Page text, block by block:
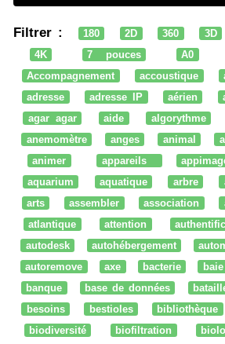
Filtrer : 180 2D 360 3D
4K
7 pouces A0
Accompagnement
accoustique
adresse
adresse IP aérien
agar agar
aide algorythme
anemomètre
anges animal
animer
appareils
aquarium
aquatique arbre
arts
assembler association
atlantique
attention
autodesk
autohébergement
autoremove
axe bacterie baie
banque
base de données
besoins
bestioles bibliothèque
biodiversité
biofiltration